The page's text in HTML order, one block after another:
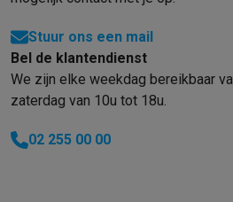
Stuur ons een mail
Bel de klantendienst
We zijn elke weekdag bereikbaar
zaterdag van 10u tot 18u.
02 255 00 00